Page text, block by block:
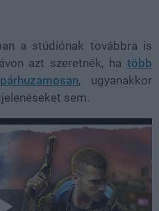
a stúdiónak továbbra is
azt szeretnék, ha több
, ugyanakkor
sem.